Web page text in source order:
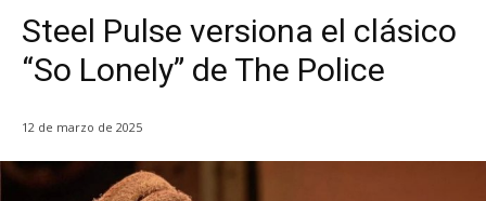
Steel Pulse versiona el clásico
“So Lonely” de The Police
12 de marzo de 2025